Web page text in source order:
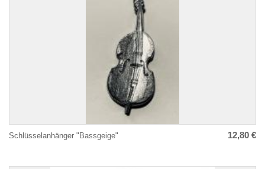
Schlüsselanhänger "Bassgeige" 12,80 €